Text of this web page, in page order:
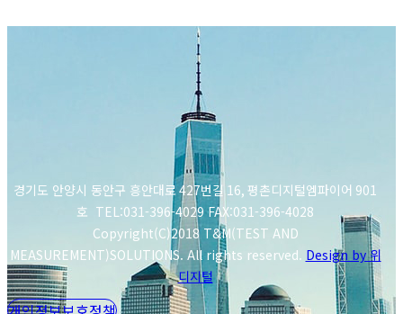
경기도 안양시 동안구 흥안대로427번길16, 평촌디지털엠파이어 901
호 TEL:031-396-4029 FAX:031-396-4028
Copyright(C)2018 T&M(TEST AND
MEASUREMENT)SOLUTIONS. All rights reserved. Design by 위
디지털